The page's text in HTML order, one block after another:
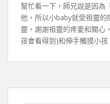
幫忙看一下，師兄說是因為
他，所以小baby就受祖靈
靈，謝謝祖靈的疼愛和關心
孩會看得到)和伸手觸摸小孩